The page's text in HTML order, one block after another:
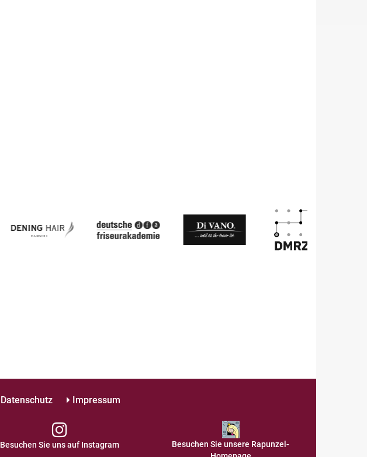
Datenschutz Impressum
Besuchen Sie uns auf Instagram
Besuchen Sie unsere Rapunzel-